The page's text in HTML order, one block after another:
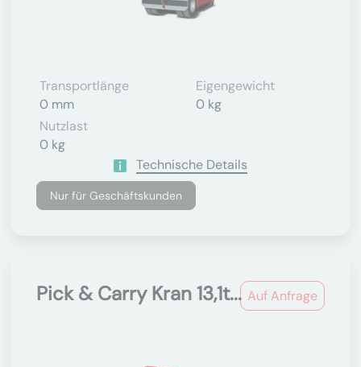
Transportlänge
0 mm
Eigengewicht
0 kg
Nutzlast
0 kg
Technische Details
Nur für Geschäftskunden
Auf Anfrage
Pick & Carry Kran 13,1t...